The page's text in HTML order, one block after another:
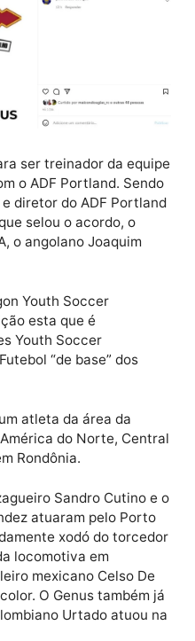
para ser treinador da
com o ADF Portland.
e diretor do ADF
o angolano Joaquim
esta que é
Youth Soccer
Futebol “de base” dos
um atleta da área da
América do Norte,